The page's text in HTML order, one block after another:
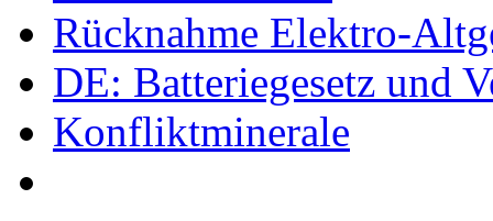
Rücknahme Elektro-
DE: Batteriegesetz und
Konfliktminerale